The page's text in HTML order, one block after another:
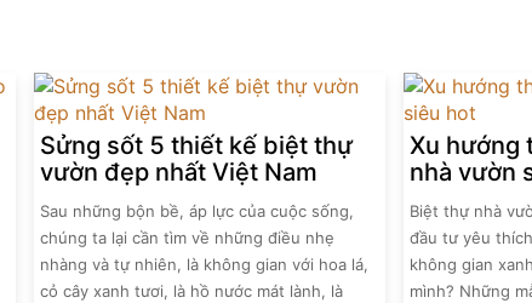
Sửng sốt 5 thiết kế biệt thự
vườn đẹp nhất Việt Nam
Sau những bộn bề, áp lực của cuộc sống,
chúng ta lại cần tìm về những điều nhẹ
nhàng và tự nhiên, là không gian với hoa lá,
cỏ cây xanh tươi, là hồ nước mát lành, là
Xu hướng
nhà vườn
Biệt thự nhà
đầu tư yêu
không gian
mình? Những